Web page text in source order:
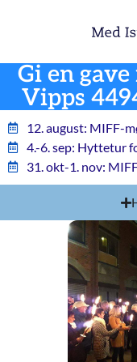
Gi en gave
Vipps
12. august: MIFF-
4.-6. sep: Hyttetur
31. okt-1. nov: